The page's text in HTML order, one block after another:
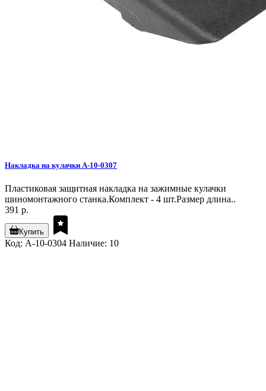
Накладка на кулачки A-10-0307
Пластиковая защитная накладка на зажимные кулачки
шиномонтажного станка.Комплект - 4 шт.Размер длина..
391 р.
Купить
Код: A-10-0304 Наличие: 10